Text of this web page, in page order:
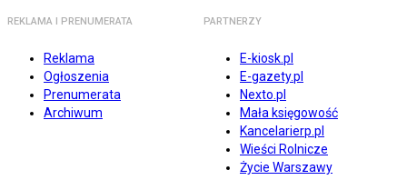
REKLAMA I PRENUMERATA
Reklama
Ogłoszenia
Prenumerata
Archiwum
PARTNERZY
E-kiosk.pl
E-gazety.pl
Nexto.pl
Mała księgowość
Kancelarierp.pl
Wieści Rolnicze
Życie Warszawy